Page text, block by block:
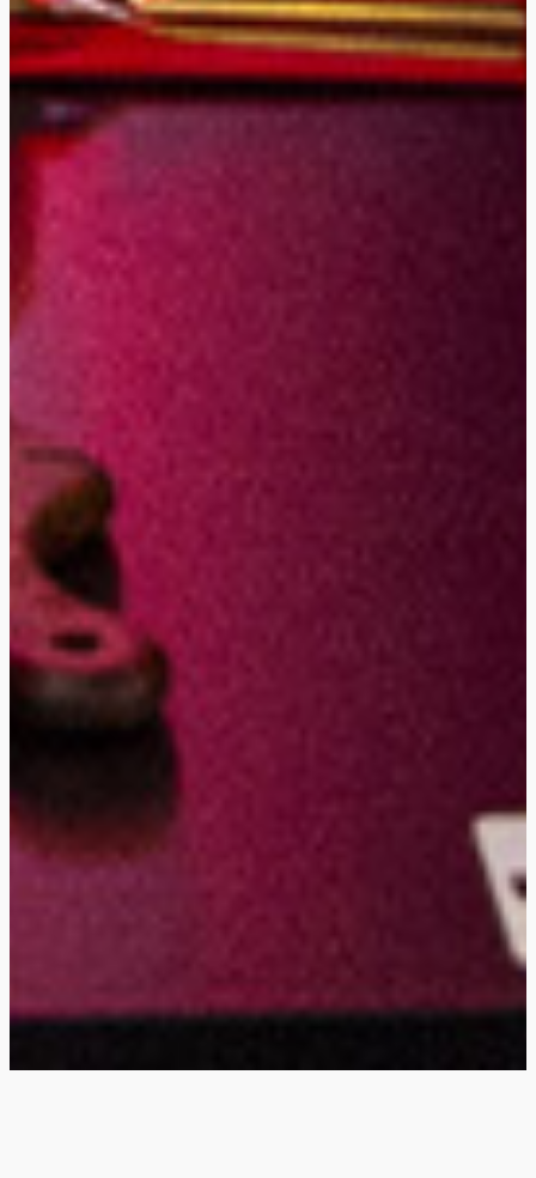
Je chante !
LES KARAOKÉ BOX